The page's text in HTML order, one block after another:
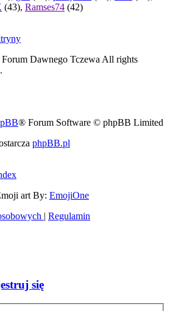
(43), Ramses74 (42)
Dawnego Tczewa All rights
® Forum Software © phpBB Limited
phpBB.pl
art By: EmojiOne
| Regulamin
się